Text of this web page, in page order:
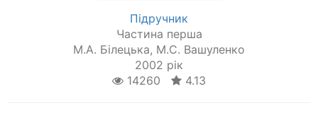
Підручник
Частина перша
М.А. Білецька, М.С. Вашуленко
2002 рік
14260
4.13